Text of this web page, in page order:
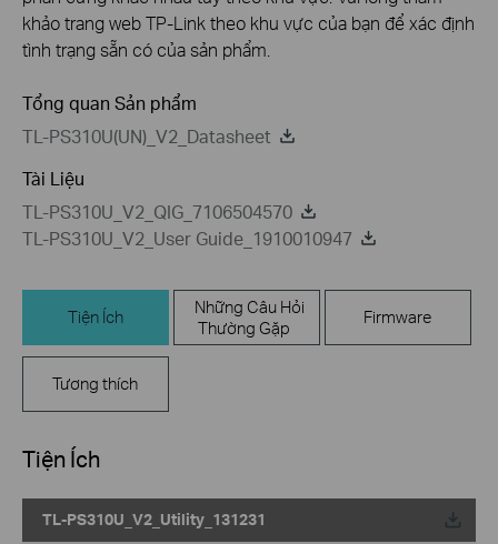
khảo trang web TP-Link theo khu vực của bạn để xác định
tình trạng sẵn có của sản phẩm.
Tổng quan Sản phẩm
TL-PS310U(UN)_V2_Datasheet
Tài Liệu
TL-PS310U_V2_QIG_7106504570
TL-PS310U_V2_User Guide_1910010947
Tiện Ích
Những Câu Hỏi
Thường Gặp
Firmware
Tương thích
Tiện Ích
TL-PS310U_V2_Utility_131231
Về